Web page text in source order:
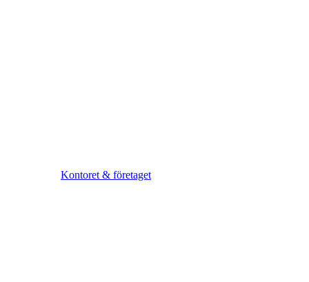
Kontoret & företaget